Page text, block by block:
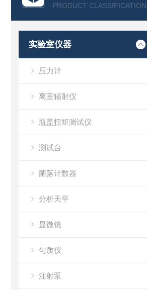
PRODUCT CLASSIFICATION
实验室仪器
压力计
离室辐射仪
瓶盖扭矩测试仪
测试台
菌落计数器
分析天平
显微镜
匀质仪
注射泵